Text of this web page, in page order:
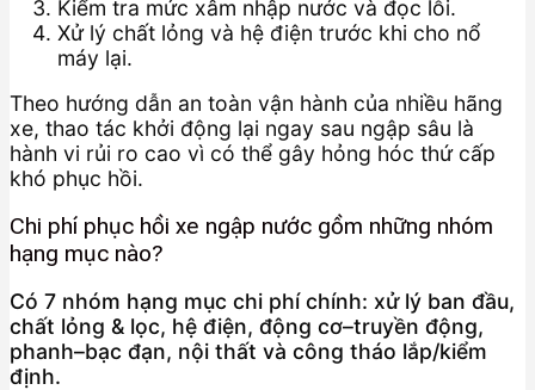
Kiểm tra mức xâm nhập nước và đọc lỗi.
Xử lý chất lỏng và hệ điện trước khi cho nổ
máy lại.
Theo hướng dẫn an toàn vận hành của nhiều hãng
xe, thao tác khởi động lại ngay sau ngập sâu là
hành vi rủi ro cao vì có thể gây hỏng hóc thứ cấp
khó phục hồi.
Chi phí phục hồi xe ngập nước gồm những nhóm
hạng mục nào?
Có 7 nhóm hạng mục chi phí chính: xử lý ban đầu,
chất lỏng & lọc, hệ điện, động cơ–truyền động,
phanh–bạc đạn, nội thất và công tháo lắp/kiểm
định.